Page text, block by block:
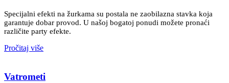
Specijalni efekti na žurkama su postala ne zaobilazna stavka koja
garantuje dobar provod. U našoj bogatoj ponudi možete pronaći
različite party efekte.
Pročitaj više
Vatrometi